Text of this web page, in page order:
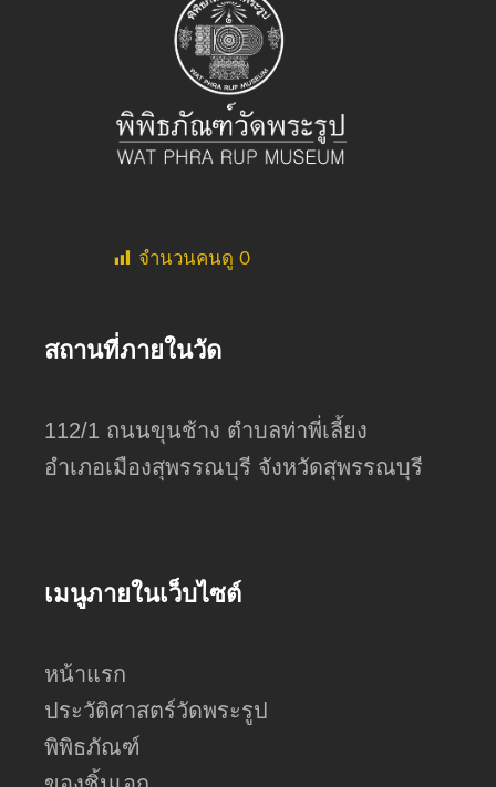
จำนวนคนดู 0
สถานที่ภายในวัด
112/1 ถนนขุนช้าง ตำบลท่าพี่เลี้ยง
อำเภอเมืองสุพรรณบุรี จังหวัดสุพรรณบุรี
เมนูภายในเว็บไซต์
หน้าแรก
ประวัติศาสตร์วัดพระรูป
พิพิธภัณฑ์